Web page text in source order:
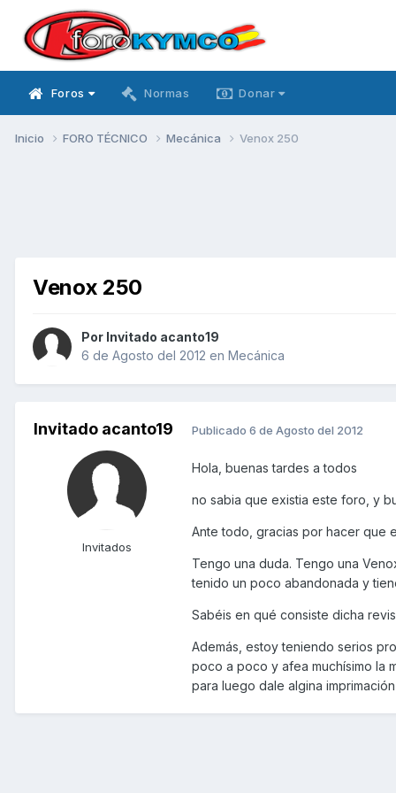
Foros Normas Donar
Inicio FORO TÉCNICO Mecánica Venox 250
Venox 250
Por Invitado acanto19
6 de Agosto del 2012 en Mecánica
Invitado acanto19
Invitados
Publicado 6 de Agosto del 2012
Hola, buenas tardes a todos
no sabia que existia este foro, y
Ante todo, gracias por hacer que
Tengo una duda. Tengo una
tenido un poco abandonada y
Sabéis en qué consiste dicha
Además, estoy teniendo serios
poco a poco y afea muchísimo la
para luego dale algina